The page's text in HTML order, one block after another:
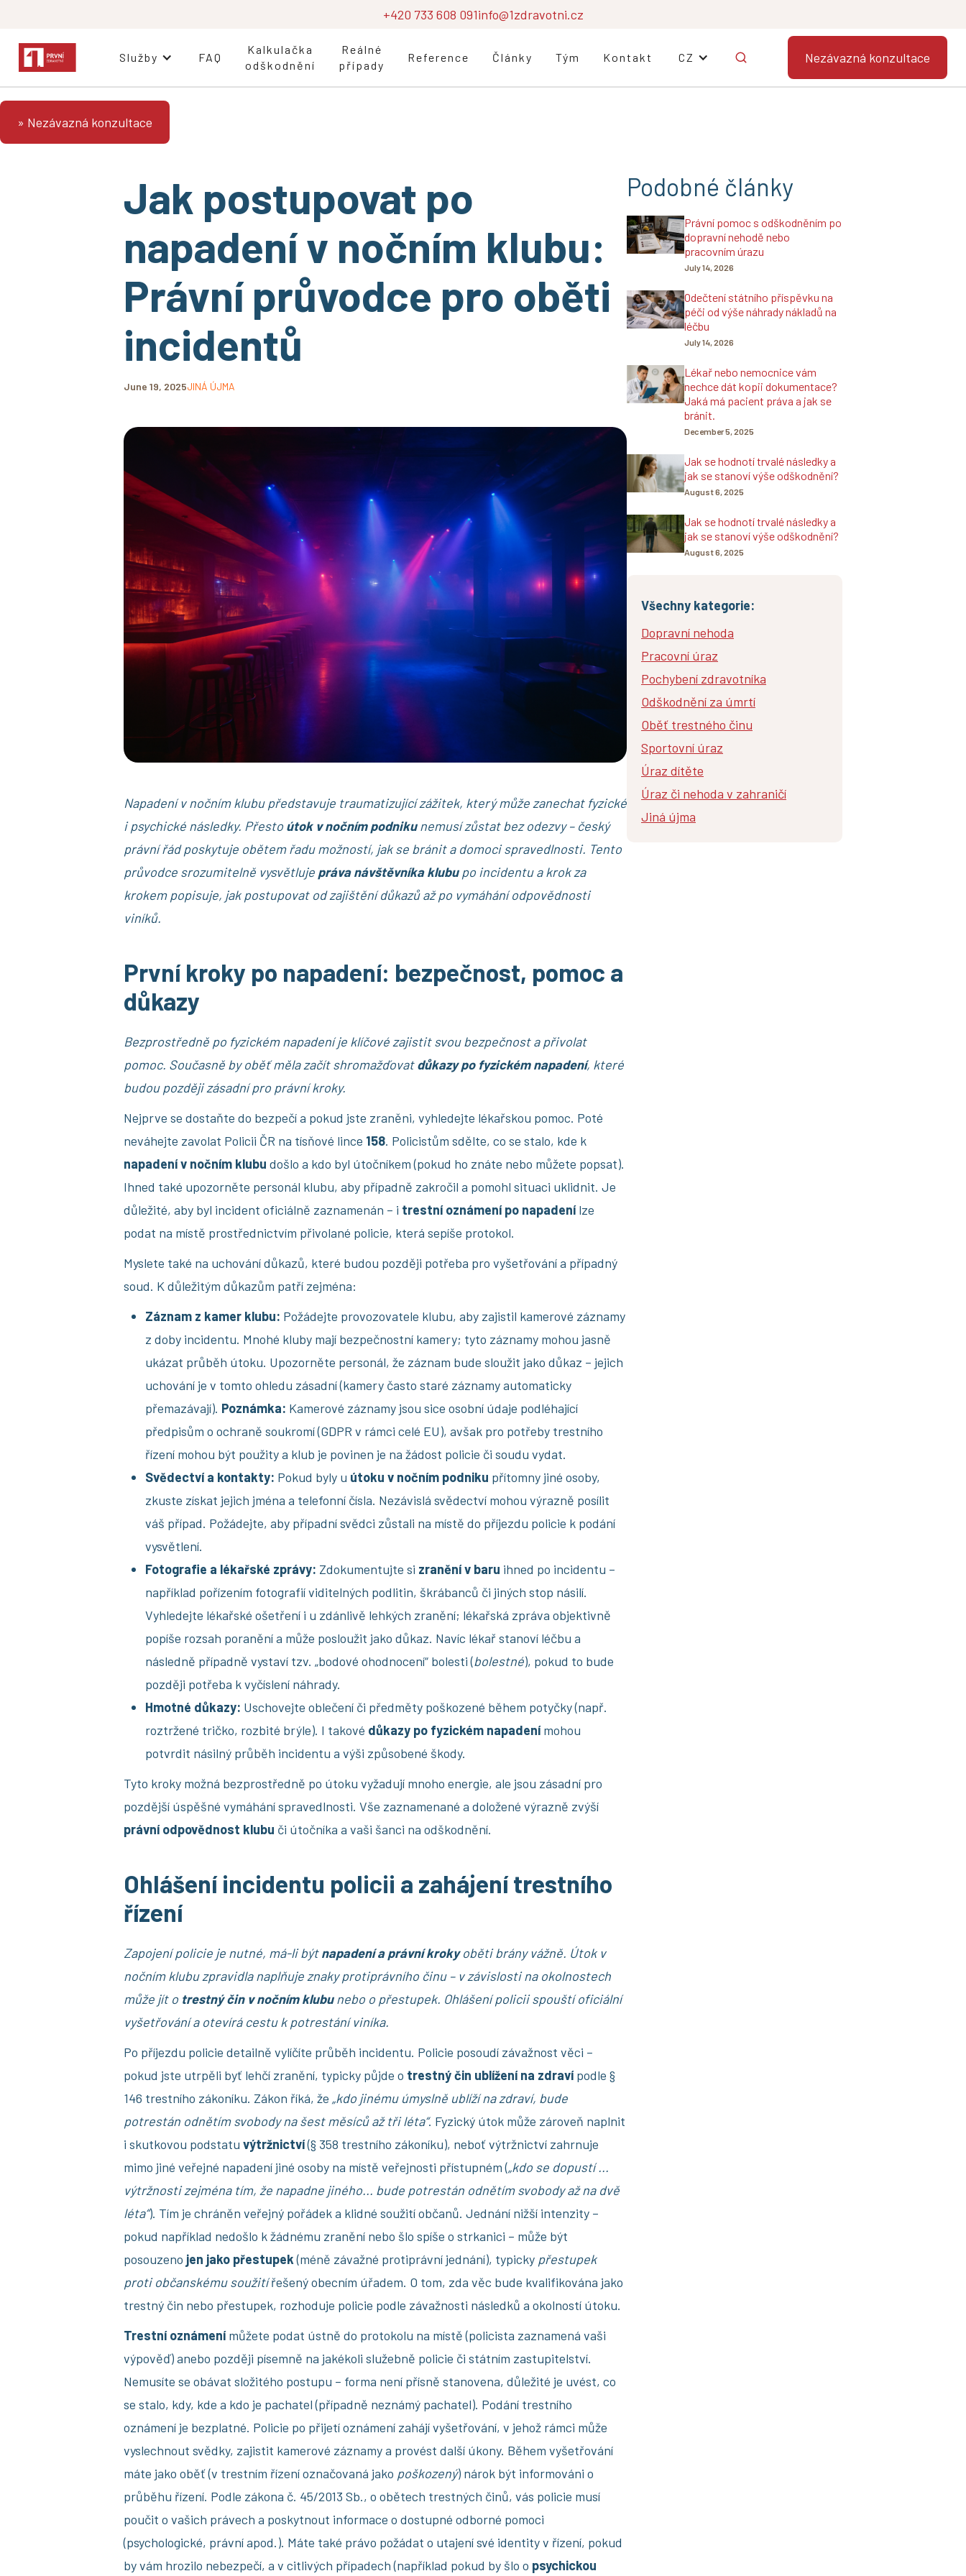
+420 733 608 091info@1zdravotni.cz
Služby FAQ
Kalkulačka
odškodnění
Reálné
případy
Reference Články Tým Kontakt CZ Nezávazná konzultace
» Nezávazná konzultace
Jak postupovat po
napadení v nočním klubu:
Právní průvodce pro oběti
incidentů
June 19, 2025JINÁ ÚJMA
Napadení v nočním klubu představuje traumatizující zážitek, který může zanechat fyzické
i psychické následky. Přesto útok v nočním podnikunemusí zůstat bez odezvy – český
právní řád poskytuje obětem řadu možností, jak se bránit a domoci spravedlnosti. Tento
průvodce srozumitelně vysvětluje práva návštěvníka klubupo incidentu a krok za
krokem popisuje, jak postupovat od zajištění důkazů až po vymáhání odpovědnosti
viníků.
První kroky po napadení: bezpečnost, pomoc a
důkazy
Bezprostředně po fyzickém napadení je klíčové zajistit svou bezpečnost a přivolat
pomoc. Současně by oběť měla začít shromažďovatdůkazy po fyzickém napadení, které
budou později zásadní pro právní kroky.
Nejprve se dostaňte do bezpečí a pokud jste zraněni, vyhledejte lékařskou pomoc. Poté
neváhejte zavolat Policii ČR na tísňové lince 158. Policistům sdělte, co se stalo, kde k
napadení v nočním klubu došlo a kdo byl útočníkem (pokud ho znáte nebo můžete popsat).
Ihned také upozorněte personál klubu, aby případně zakročil a pomohl situaci uklidnit. Je
důležité, aby byl incident oficiálně zaznamenán – i trestní oznámení po napadenílze
podat na místě prostřednictvím přivolané policie, která sepíše protokol.
Myslete také na uchování důkazů, které budou později potřeba pro vyšetřování a případný
soud. K důležitým důkazům patří zejména:
Záznam z kamer klubu: Požádejte provozovatele klubu, aby zajistil kamerové záznamy
z doby incidentu. Mnohé kluby mají bezpečnostní kamery; tyto záznamy mohou jasně
ukázat průběh útoku. Upozorněte personál, že záznam bude sloužit jako důkaz – jejich
uchování je v tomto ohledu zásadní (kamery často staré záznamy automaticky
přemazávají). Poznámka: Kamerové záznamy jsou sice osobní údaje podléhající
předpisům o ochraně soukromí (GDPR v rámci celé EU), avšak pro potřeby trestního
řízení mohou být použity a klub je povinen je na žádost policie či soudu vydat.
Svědectví a kontakty: Pokud byly u útoku v nočním podniku přítomny jiné osoby,
zkuste získat jejich jména a telefonní čísla. Nezávislá svědectví mohou výrazně posílit
váš případ. Požádejte, aby případní svědci zůstali na místě do příjezdu policie k podání
vysvětlení.
Fotografie a lékařské zprávy: Zdokumentujte si zranění v baru ihned po incidentu –
například pořízením fotografií viditelných podlitin, škrábanců či jiných stop násilí.
Vyhledejte lékařské ošetření i u zdánlivě lehkých zranění; lékařská zpráva objektivně
popíše rozsah poranění a může posloužit jako důkaz. Navíc lékař stanoví léčbu a
následně případně vystaví tzv. „bodové ohodnocení“ bolesti (bolestné), pokud to bude
později potřeba k vyčíslení náhrady.
Hmotné důkazy: Uschovejte oblečení či předměty poškozené během potyčky (např.
roztržené tričko, rozbité brýle). I takové důkazy po fyzickém napadenímohou
potvrdit násilný průběh incidentu a výši způsobené škody.
Tyto kroky možná bezprostředně po útoku vyžadují mnoho energie, ale jsou zásadní pro
pozdější úspěšné vymáhání spravedlnosti. Vše zaznamenané a doložené výrazně zvýší
právní odpovědnost klubu či útočníka a vaši šanci na odškodnění.
Ohlášení incidentu policii a zahájení trestního
řízení
Zapojení policie je nutné, má-li býtnapadení a právní krokyoběti brány vážně. Útok v
nočním klubu zpravidla naplňuje znaky protiprávního činu – v závislosti na okolnostech
může jít o trestný čin v nočním klubunebo o přestupek. Ohlášení policii spouští oficiální
vyšetřování a otevírá cestu k potrestání viníka.
Po příjezdu policie detailně vylíčíte průběh incidentu. Policie posoudí závažnost věci –
pokud jste utrpěli byť lehčí zranění, typicky půjde o trestný čin ublížení na zdravípodle §
146 trestního zákoníku. Zákon říká, že „kdo jinému úmyslně ublíží na zdraví, bude
potrestán odnětím svobody na šest měsíců až tři léta“. Fyzický útok může zároveň naplnit
i skutkovou podstatu výtržnictví(§ 358 trestního zákoníku), neboť výtržnictví zahrnuje
mimo jiné veřejné napadení jiné osoby na místě veřejnosti přístupném („kdo se dopustí ...
výtržnosti zejména tím, že napadne jiného... bude potrestán odnětím svobody až na dvě
léta“). Tím je chráněn veřejný pořádek a klidné soužití občanů. Jednání nižší intenzity –
pokud například nedošlo k žádnému zranění nebo šlo spíše o strkanici – může být
posouzeno jen jako přestupek(méně závažné protiprávní jednání), typicky přestupek
proti občanskému soužitířešený obecním úřadem. O tom, zda věc bude kvalifikována jako
trestný čin nebo přestupek, rozhoduje policie podle závažnosti následků a okolností útoku.
Trestní oznámenímůžete podat ústně do protokolu na místě (policista zaznamená vaši
výpověď) anebo později písemně na jakékoli služebně policie či státním zastupitelství.
Nemusíte se obávat složitého postupu – forma není přísně stanovena, důležité je uvést, co
se stalo, kdy, kde a kdo je pachatel (případně neznámý pachatel). Podání trestního
oznámení je bezplatné. Policie po přijetí oznámení zahájí vyšetřování, v jehož rámci může
vyslechnout svědky, zajistit kamerové záznamy a provést další úkony. Během vyšetřování
máte jako oběť (v trestním řízení označovaná jako poškozený) nárok být informováni o
průběhu řízení. Podle zákona č. 45/2013 Sb., o obětech trestných činů, vás policie musí
poučit o vašich právech a poskytnout informace o dostupné odborné pomoci
(psychologické, právní apod.). Máte také právo požádat o utajení své identity v řízení, pokud
by vám hrozilo nebezpečí, a v citlivých případech (například pokud by šlo o psychickou
Podobné články
Právní pomoc s odškodněním po
dopravní nehodě nebo
pracovním úrazu
July 14, 2026
Odečtení státního příspěvku na
péči od výše náhrady nákladů na
léčbu
July 14, 2026
Lékař nebo nemocnice vám
nechce dát kopii dokumentace?
Jaká má pacient práva a jak se
bránit.
December 5, 2025
Jak se hodnotí trvalé následky a
jak se stanoví výše odškodnění?
August 6, 2025
Jak se hodnotí trvalé následky a
jak se stanoví výše odškodnění?
August 6, 2025
Všechny kategorie:
Dopravní nehoda
Pracovní úraz
Pochybení zdravotníka
Odškodnění za úmrtí
Oběť trestného činu
Sportovní úraz
Úraz dítěte
Úraz či nehoda v zahraničí
Jiná újma